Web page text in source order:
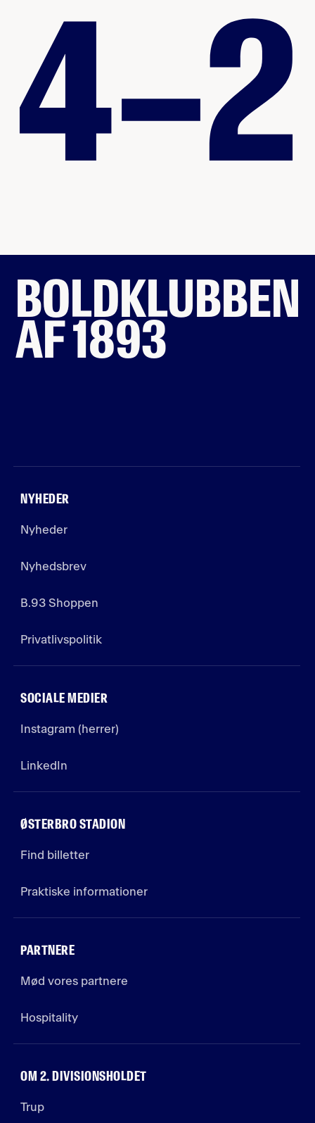
4–2
BOLDKLUBBEN
AF 1893
NYHEDER
Nyheder
Nyhedsbrev
B.93 Shoppen
Privatlivspolitik
SOCIALE MEDIER
Instagram (herrer)
LinkedIn
ØSTERBRO STADION
Find billetter
Praktiske informationer
PARTNERE
Mød vores partnere
Hospitality
OM 2. DIVISIONSHOLDET
Trup